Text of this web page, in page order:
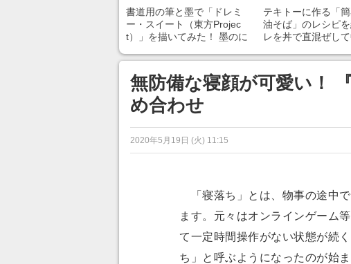
書道用の筆と墨で「ドレミ
ー・スイート（東方Projec
t）」を描いてみた！ 墨のに
目が釘づけ
テキトーに作る「
油そば」のレシピ
レを丼で直混ぜし
のに超うまそう
無防備な寝顔が可愛い！
め合わせ
2020年5月19日 (火) 11:15
「寝落ち」とは、物事の途中
ます。元々はオンラインゲーム
て一定時間操作がない状態が続
ち」と呼ぶようになったのが始